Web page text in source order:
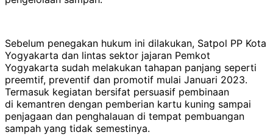
Sebelum penegakan hukum ini dilakukan, Satpol PP Kota
Yogyakarta dan lintas sektor jajaran Pemkot
Yogyakarta sudah melakukan tahapan panjang seperti
preemtif, preventif dan promotif mulai Januari 2023.
Termasuk kegiatan bersifat persuasif pembinaan
di kemantren dengan pemberian kartu kuning sampai
penjagaan dan penghalauan di tempat pembuangan
sampah yang tidak semestinya.